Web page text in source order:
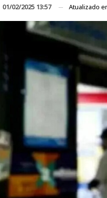
01/02/2025 13:57 Atualizado